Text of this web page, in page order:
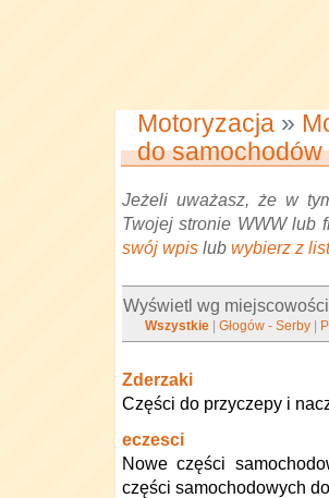
Motoryzacja »
do samochodów
Jeżeli uważasz, że w
Twojej stronie WWW lub
swój wpis lub wybierz z
Wyświetl wg
Wszystkie |Głogów - Serby
Zderzaki
Części do przyczepy i
eczesci
Nowe części
części samochodowych